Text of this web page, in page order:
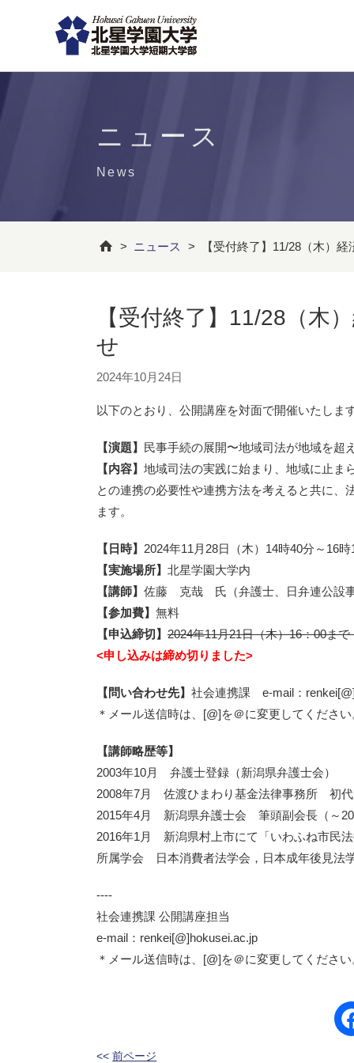
ニュース
News
> ニュース > 【受付終了】11/28（木）
【受付終了】11/28（木
せ
2024年10月24日
以下のとおり、公開講座を対面で開催いたしま
【演題】 民事手続の展開〜地域司法が地域を超
【内容】 地域司法の実践に始まり、地域に止ま
との連携の必要性や連携方法を考えると共に、
ます。
【日時】 2024年11月28日（木）14時40分～16時
【実施場所】 北星学園大学内
【講師】 佐藤 克哉 氏（弁護士、日弁連公設
【参加費】 無料
【申込締切】 2024年11月21日（木）16：00ま
<申し込みは締め切りました>
【問い合わせ先】 社会連携課 e-mail：
＊メール送信時は、[@]を＠に変更してください
【講師略歴等】
2003年10月 弁護士登録（新潟県弁護士会）
2008年7月 佐渡ひまわり基金法律事務所 初代
2015年4月 新潟県弁護士会 筆頭副会長（～
2016年1月 新潟県村上市にて「いわふね市民
所属学会 日本消費者法学会，日本成年後見法
----
社会連携課 公開講座担当
e-mail：renkei[@]hokusei.ac.jp
＊メール送信時は、[@]を＠に変更してください
<< 前ページ